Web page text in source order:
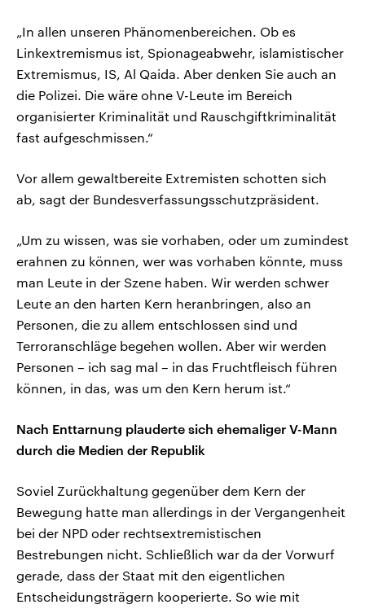
„In allen unseren Phänomenbereichen. Ob es
Linkextremismus ist, Spionageabwehr, islamistischer
Extremismus, IS, Al Qaida. Aber denken Sie auch an
die Polizei. Die wäre ohne V-Leute im Bereich
organisierter Kriminalität und Rauschgiftkriminalität
fast aufgeschmissen.“
Vor allem gewaltbereite Extremisten schotten sich
ab, sagt der Bundesverfassungsschutzpräsident.
„Um zu wissen, was sie vorhaben, oder um zumindest
erahnen zu können, wer was vorhaben könnte, muss
man Leute in der Szene haben. Wir werden schwer
Leute an den harten Kern heranbringen, also an
Personen, die zu allem entschlossen sind und
Terroranschläge begehen wollen. Aber wir werden
Personen – ich sag mal – in das Fruchtfleisch führen
können, in das, was um den Kern herum ist.“
Nach Enttarnung plauderte sich ehemaliger V-Mann
durch die Medien der Republik
Soviel Zurückhaltung gegenüber dem Kern der
Bewegung hatte man allerdings in der Vergangenheit
bei der NPD oder rechtsextremistischen
Bestrebungen nicht. Schließlich war da der Vorwurf
gerade, dass der Staat mit den eigentlichen
Entscheidungsträgern kooperierte. So wie mit